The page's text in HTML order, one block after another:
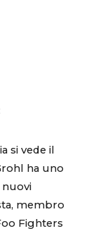
si vede il
ha uno
nuovi
membro
Fighters